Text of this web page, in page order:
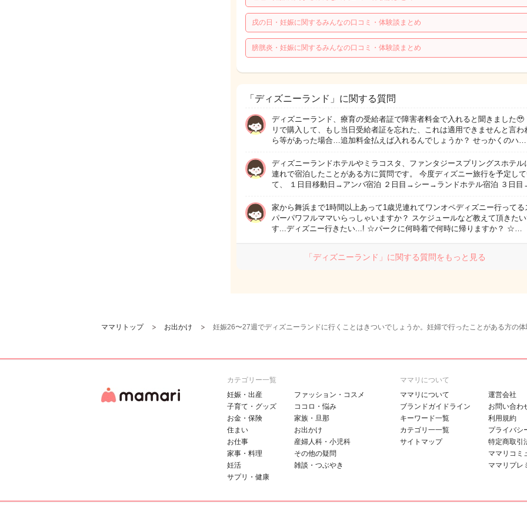
戌の日・妊娠に関するみんなの口コミ・体験談まとめ
膀胱炎・妊娠に関するみんなの口コミ・体験談まとめ
「ディズニーランド」に関する質問
ディズニーランド、療育の受給者証で障害者料金で入れると聞きました🥹
リで購入して、もし当日受給者証を忘れた、これは適用できませんと言わ
ら等があった場合…追加料金払えば入れるんでしょうか？ せっかくのハ…
ディズニーランドホテルやミラコスタ、ファンタジースプリングスホテル
連れで宿泊したことがある方に質問です。 今度ディズニー旅行を予定し
て、 １日目移動日→アンバ宿泊 ２日目→シー→ランドホテル宿泊 ３日
家から舞浜まで1時間以上あって1歳児連れてワンオペディズニー行ってる
パーパワフルママいらっしゃいますか？ スケジュールなど教えて頂きた
す...ディズニー行きたい...! ☆パークに何時着で何時に帰りますか？ ☆…
「ディズニーランド」に関する質問をもっと見る
ママリトップ お出かけ 妊娠26〜27週でディズニーランドに行くことはきついでしょうか。妊婦で行ったことがある方の体
カテゴリー一覧
妊娠・出産
子育て・グッズ
お金・保険
住まい
お仕事
家事・料理
妊活
サプリ・健康
ファッション・コスメ
ココロ・悩み
家族・旦那
お出かけ
産婦人科・小児科
その他の疑問
雑談・つぶやき
ママリについて
ママリについて
ブランドガイドライン
キーワード一覧
カテゴリ一一覧
サイトマップ
運営会社
お問い合わ
利用規約
プライバシ
特定商取引
ママリコミ
ママリプレ